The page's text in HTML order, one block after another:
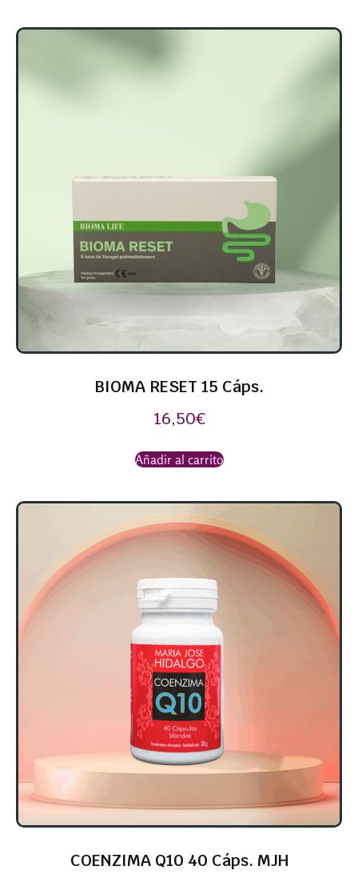
BIOMA RESET 15 Cáps.
16,50€
Añadir al carrito
COENZIMA Q10 40 Cáps. MJH